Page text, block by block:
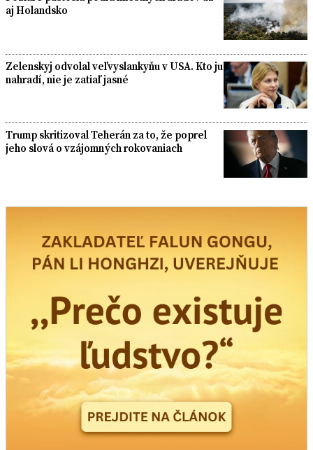
aj Holandsko
Zelenskyj odvolal veľvyslankyňu v USA. Kto ju
nahradí, nie je zatiaľ jasné
Trump skritizoval Teherán za to, že poprel
jeho slová o vzájomných rokovaniach